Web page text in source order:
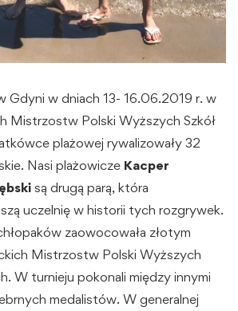
Gdyni w dniach 13- 16.06.2019 r. w
Mistrzostw Polski Wyższych Szkół
plażowej rywalizowały 32
Nasi plażowicze Kacper
są drugą parą, która
uczelnię w historii tych rozgrywek.
zaowocowała złotym
Mistrzostw Polski Wyższych
W turnieju pokonali między innymi
medalistów. W generalnej